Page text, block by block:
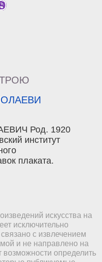
Род. 1920
институт
плаката.
искусства на
исключительно
с извлечением
и не направлено на
возможности определить